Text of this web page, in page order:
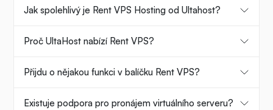
Jak spolehlivý je Rent VPS Hosting od Ultahost?
Proč UltaHost nabízí Rent VPS?
Přijdu o nějakou funkci v balíčku Rent VPS?
Existuje podpora pro pronájem virtuálního serveru?